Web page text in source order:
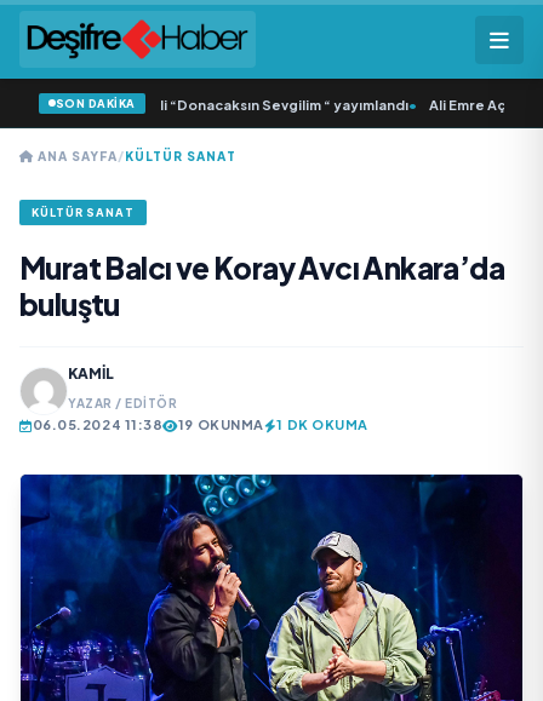
SON DAKİKA
Samlı ‘dan İkinci Tekli “Donacaksın Sevgilim “ yayımlandı• Ali Emre Açıkgöz
ANA SAYFA/KÜLTÜR SANAT
KÜLTÜR SANAT
Murat Balcı ve Koray Avcı Ankara’da
buluştu
KAMIL
YAZAR / EDITÖR
06.05.2024 11:38 19 OKUNMA 1 DK OKUMA